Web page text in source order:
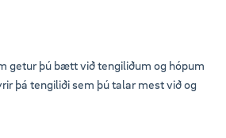
getur þú bætt við tengiliðum og hópum
þá tengiliði sem þú talar mest við og